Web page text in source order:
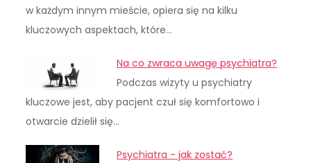
w każdym innym mieście, opiera się na kilku
kluczowych aspektach, które…
Na co zwraca uwagę psychiatra?
Podczas wizyty u psychiatry
kluczowe jest, aby pacjent czuł się komfortowo i
otwarcie dzielił się…
Psychiatra - jak zostać?